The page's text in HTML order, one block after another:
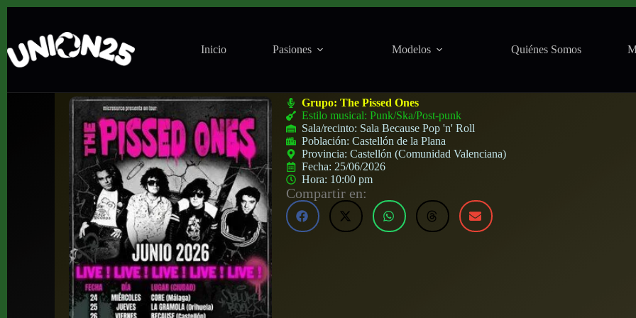
Inicio Pasiones Modelos Quiénes Somos
Grupo:The Pissed Ones
Estilo musical: Punk/Ska/Post-punk
Sala/recinto: Sala Because Pop 'n' Roll
Población:Castellón de la Plana
Provincia:Castellón (Comunidad Valenciana)
Fecha: 25/06/2026
Hora: 10:00 pm
Compartir en: